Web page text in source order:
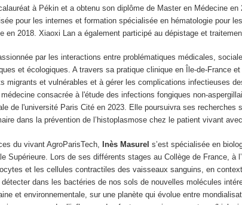
à Pékin et a obtenu son diplôme de Master en Médecine
pour les internes et formation spécialisée en hématologie pour
en 2018. Xiaoxi Lan a également participé au dépistage et
par les interactions entre problématiques médicales,
et écologiques. A travers sa pratique clinique en Île-de-France
migrants et vulnérables et à gérer les complications infectieuses
consacrée à l'étude des infections fongiques non-
de l'université Paris Cité en 2023. Elle poursuivra ses
dans la prévention de l’histoplasmose chez le patient vivant
du vivant AgroParisTech, Inès Masurel s’est spécialisée en
Supérieure. Lors de ses différents stages au Collège de France,
et les cellules contractiles des vaisseaux sanguins, en
dans les bactéries de nos sols de nouvelles molécules
et environnementale, sur une planète qui évolue entre